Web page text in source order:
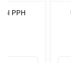
PPH